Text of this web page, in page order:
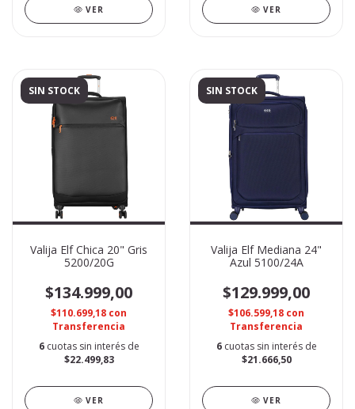
VER VER
SIN STOCK
Valija Elf Chica 20" Gris
5200/20G
$134.999,00
$110.699,18 con
Transferencia
6 cuotas sin interés de
$22.499,83
VER
SIN STOCK
Valija Elf Mediana 24"
Azul 5100/24A
$129.999,00
$106.599,18 con
Transferencia
6 cuotas sin interés de
$21.666,50
VER